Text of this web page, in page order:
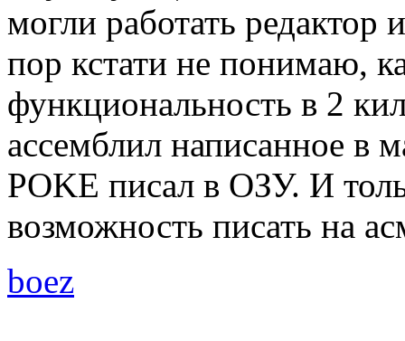
могли работать
пор кстати не понимаю,
функциональность в 2
ассемблил написанное в
POKE писал в ОЗУ. И
возможность писать на
boez